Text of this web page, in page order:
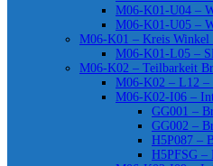
M06-K01-U04 –
M06-K01-U05 –
M06-K01 – Kreis Winkel
M06-K01-L05 –
M06-K02 – Teilbarkeit
M06-K02 – L12 –
M06-K02-I06 –
GG001 –
GG002 –
H5P087 –
H5PFSG –